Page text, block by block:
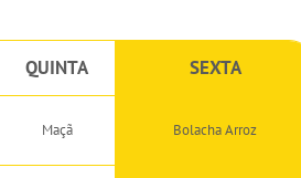
QUINTA SEXTA
Maçã Bolacha Arroz